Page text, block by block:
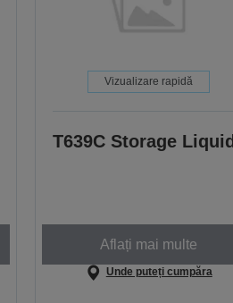
Vizualizare rapidă
T639C Storage Liquid
Aflați mai multe
Unde puteți cumpăra